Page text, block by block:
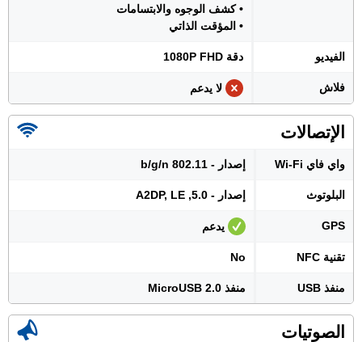
• كشف الوجوه والابتسامات
• المؤقت الذاتي
الفيديو دقة 1080P FHD
فلاش لا يدعم
الإتصالات
واي فاي Wi-Fi إصدار - 802.11 b/g/n
البلوتوث إصدار - 5.0, A2DP, LE
GPS يدعم
تقنية NFC No
منفذ USB منفذ MicroUSB 2.0
الصوتيات